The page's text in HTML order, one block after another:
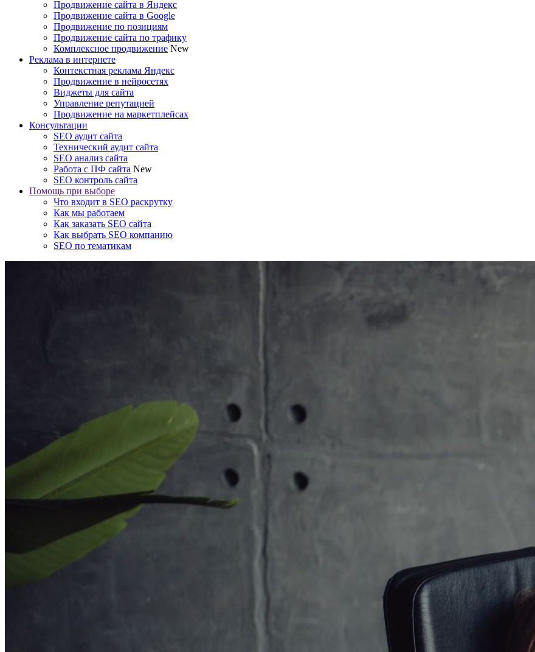
Продвижение сайта в Яндекс
Продвижение сайта в Google
Продвижение по позициям
Продвижение сайта по трафику
Комплексное продвижение New
Реклама в интернете
Контекстная реклама Яндекс
Продвижение в нейросетях
Виджеты для сайта
Управление репутацией
Продвижение на маркетплейсах
Консультации
SEO аудит сайта
Технический аудит сайта
SEO анализ сайта
Работа с ПФ сайта New
SEO контроль сайта
Помощь при выборе
Что входит в SEO раскрутку
Как мы работаем
Как заказать SEO сайта
Как выбрать SEO компанию
SEO по тематикам